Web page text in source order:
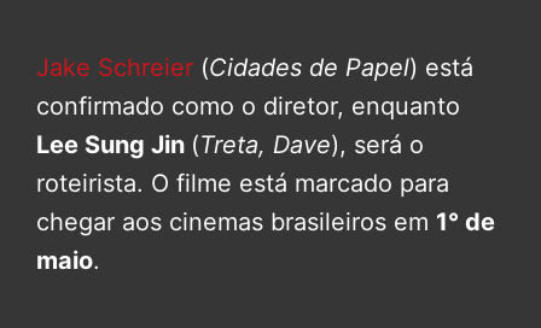
Jake Schreier (Cidades de Papel) está
confirmado como o diretor, enquanto
Lee Sung Jin (Treta, Dave), será o
roteirista. O filme está marcado para
chegar aos cinemas brasileiros em 1° de
maio.